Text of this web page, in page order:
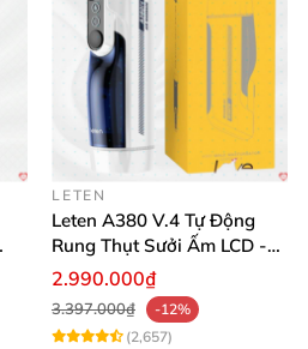
LETEN
Leten A380 V.4 Tự Động
Rung Thụt Sưởi Ấm LCD -
Mua Ngay
2.990.000₫
3.397.000₫
-12%
(2,657)